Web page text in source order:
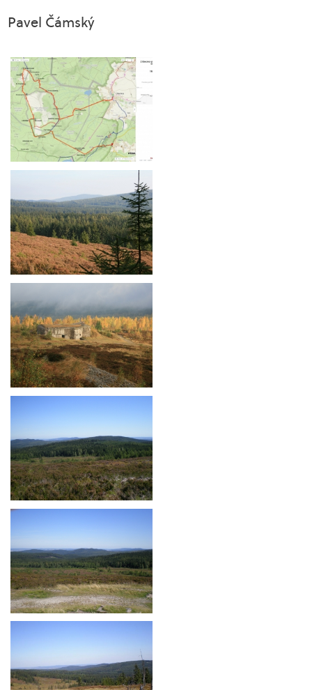
Pavel Čámský